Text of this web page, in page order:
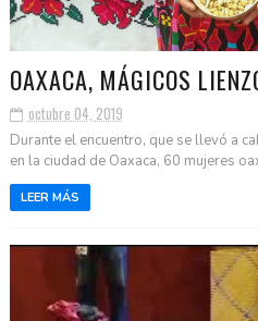
OAXACA, MÁGICOS
octubre 04, 2019
Durante el encuentro, que se llevó a
en la ciudad de Oaxaca, 60 mujeres
LEER MÁS